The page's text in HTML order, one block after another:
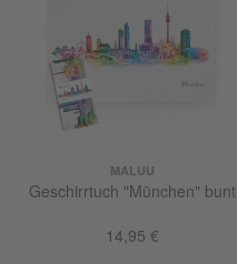
MALUU
Geschirrtuch "München" bunt
14,95 €